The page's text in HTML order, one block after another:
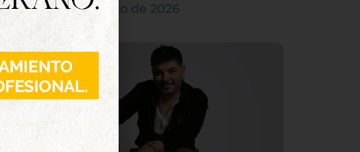
4 de agosto de 2026